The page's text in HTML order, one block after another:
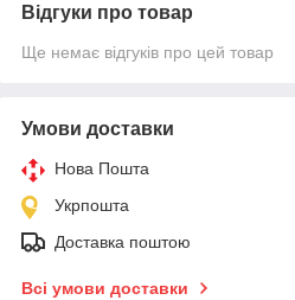
Відгуки про товар
Ще немає відгуків про цей товар
Умови доставки
Нова Пошта
Укрпошта
Доставка поштою
Всі умови доставки